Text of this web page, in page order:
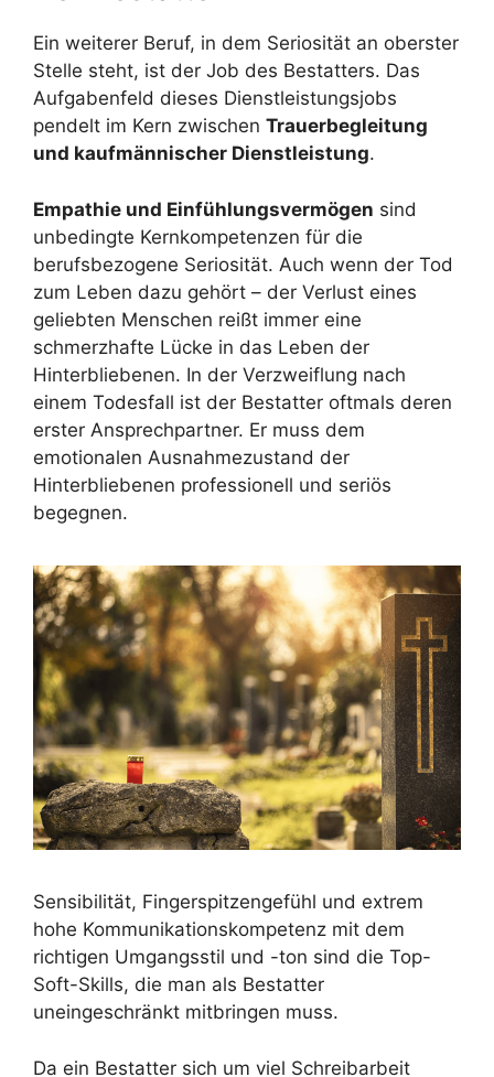
Ein weiterer Beruf, in dem Seriosität an oberster
Stelle steht, ist der Job des Bestatters. Das
Aufgabenfeld dieses Dienstleistungsjobs
pendelt im Kern zwischen Trauerbegleitung
und kaufmännischer Dienstleistung.
Empathie und Einfühlungsvermögen sind
unbedingte Kernkompetenzen für die
berufsbezogene Seriosität. Auch wenn der Tod
zum Leben dazu gehört – der Verlust eines
geliebten Menschen reißt immer eine
schmerzhafte Lücke in das Leben der
Hinterbliebenen. In der Verzweiflung nach
einem Todesfall ist der Bestatter oftmals deren
erster Ansprechpartner. Er muss dem
emotionalen Ausnahmezustand der
Hinterbliebenen professionell und seriös
begegnen.
Sensibilität, Fingerspitzengefühl und extrem
hohe Kommunikationskompetenz mit dem
richtigen Umgangsstil und -ton sind die Top-
Soft-Skills, die man als Bestatter
uneingeschränkt mitbringen muss.
Da ein Bestatter sich um viel Schreibarbeit